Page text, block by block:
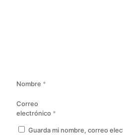
Nombre *
Correo
electrónico *
Guarda mi nombre, correo